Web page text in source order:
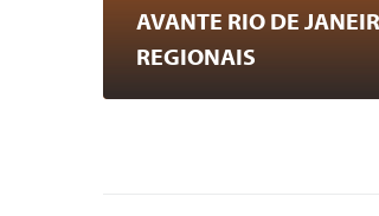
AVANTE RIO DE
REGIONAIS